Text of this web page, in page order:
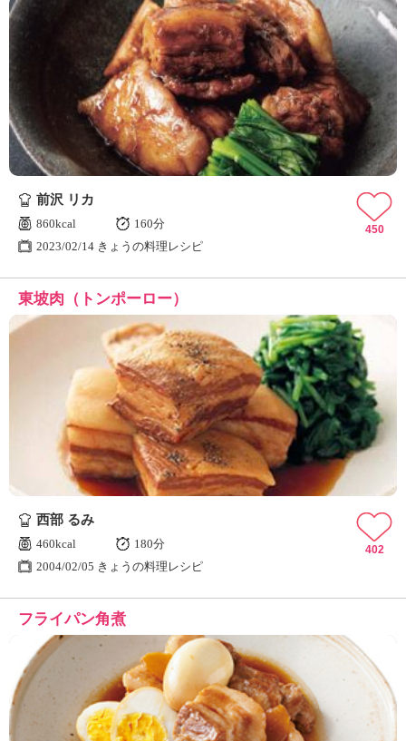
前沢 リカ
860kcal
160分
2023/02/14 きょうの料理レシピ
450
東坡肉（トンポーロー）
西部 るみ
460kcal
180分
2004/02/05 きょうの料理レシピ
402
フライパン角煮